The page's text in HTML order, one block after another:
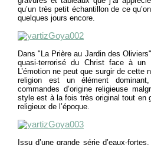
qu’un très petit échantillon de ce
quelques jours encore.
Dans "La Prière au Jardin des
quasi-terrorisé du Christ face à
L’émotion ne peut que surgir de
religion est un élément
commandes d’origine religieuse
style est à la fois très original tout en
religieux de l’époque.
Issu d’une grande série d’eaux-